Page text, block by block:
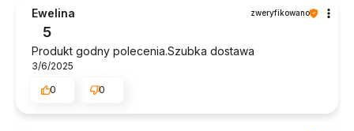
Ewelina zweryfikowano
5
Produkt godny polecenia.Szubka dostawa
3/6/2025
0
0